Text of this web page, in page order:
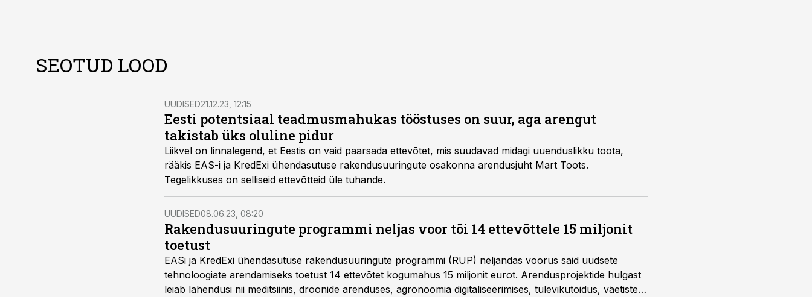
SEOTUD LOOD
UUDISED21.12.23, 12:15
Eesti potentsiaal teadmusmahukas tööstuses on suur, aga arengut
takistab üks oluline pidur
Liikvel on linnalegend, et Eestis on vaid paarsada ettevõtet, mis suudavad midagi uuenduslikku toota,
rääkis EAS-i ja KredExi ühendasutuse rakendusuuringute osakonna arendusjuht Mart Toots.
Tegelikkuses on selliseid ettevõtteid üle tuhande.
UUDISED08.06.23, 08:20
Rakendusuuringute programmi neljas voor tõi 14 ettevõttele 15 miljonit
toetust
EASi ja KredExi ühendasutuse rakendusuuringute programmi (RUP) neljandas voorus said uudsete
tehnoloogiate arendamiseks toetust 14 ettevõtet kogumahus 15 miljonit eurot. Arendusprojektide hulgast
leiab lahendusi nii meditsiinis, droonide arenduses, agronoomia digitaliseerimises, tulevikutoidus, väetiste